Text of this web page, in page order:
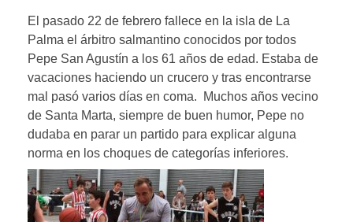
El pasado 22 de febrero fallece en la isla de La
Palma el árbitro salmantino conocidos por todos
Pepe San Agustín a los 61 años de edad. Estaba de
vacaciones haciendo un crucero y tras encontrarse
mal pasó varios días en coma. Muchos años vecino
de Santa Marta, siempre de buen humor, Pepe no
dudaba en parar un partido para explicar alguna
norma en los choques de categorías inferiores.